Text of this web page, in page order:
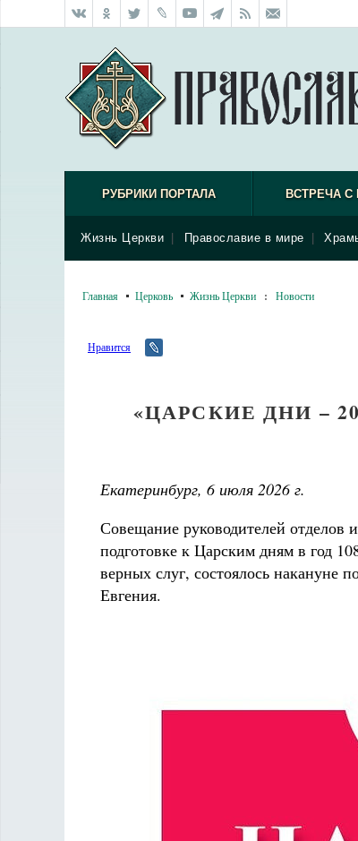
РУБРИКИ ПОРТАЛА ВСТРЕЧА С
Жизнь Церкви Православие в мире
Главная Церковь Жизнь Церкви : Новости
Нравится
«ЦАРСКИЕ ДНИ –
Екатеринбург, 6 июля 2026 г.
Совещание руководителей отделов
подготовке к Царским дням в год
верных слуг, состоялось накануне
Евгения.